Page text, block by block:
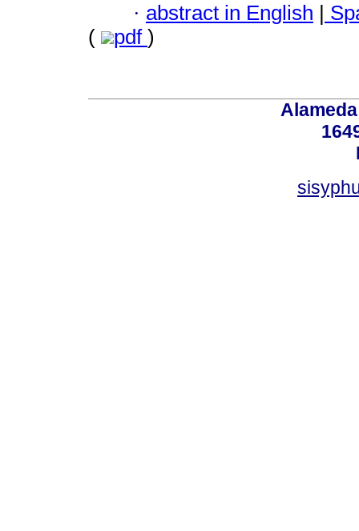
· abstract in English |
(
pdf )